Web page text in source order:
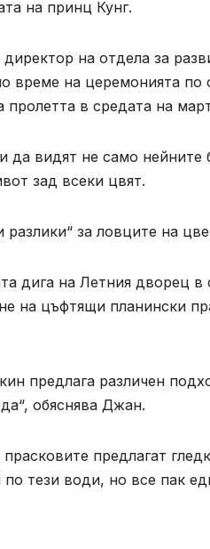
на принц Кунг.
на отдела за
време на церемонията по
пролетта в средата на
видят не само нейните
зад всеки цвят.
за ловците на
дига на Летния дворец в
на цъфтящи планински
предлага различен
обяснява Джан.
предлагат
тези води, но все пак